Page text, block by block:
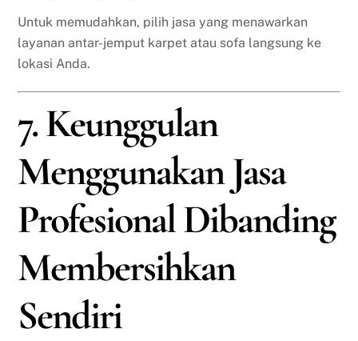
Untuk memudahkan, pilih jasa yang menawarkan
layanan antar-jemput karpet atau sofa langsung ke
lokasi Anda.
7. Keunggulan
Menggunakan Jasa
Profesional Dibanding
Membersihkan
Sendiri